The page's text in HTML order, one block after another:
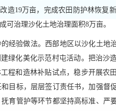
造19万亩，完成农田防护林恢复
可治理沙化土地治理面积8万亩。
经验做法。西部地区以沙化土地
绿化美化示范村屯活动。把治沙
程和造林补贴试点，稳步开展农
目标，层层签订责任书，加强督
育管护等环节都坚持高标准、严